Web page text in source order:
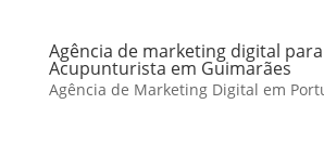
Agência de marketing digital para
Acupunturista em Guimarães
Agência de Marketing Digital em